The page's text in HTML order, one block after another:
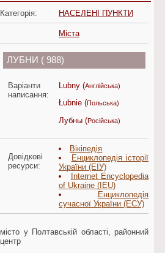
Категорія: НАСЕЛЕНІ ПУНКТИ
Міста
ЛУБНИ ( 988)
Варіанти
написання:
Lubny (Англійська)
Łubnie (Польська)
Лубны (Російська)
Довідкові
ресурси:
Вікіпедія
Енциклопедія історії
України (ЕІУ)
Internet Encyclopedia
of Ukraine (IEU)
Енциклопедія
сучасної України (ЕСУ)
місто у Полтавській області, районний
центр